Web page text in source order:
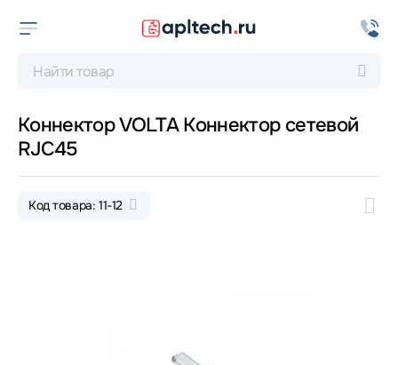
Коннектор VOLTA Коннектор сетевой
RJC45
Код товара: 11-12